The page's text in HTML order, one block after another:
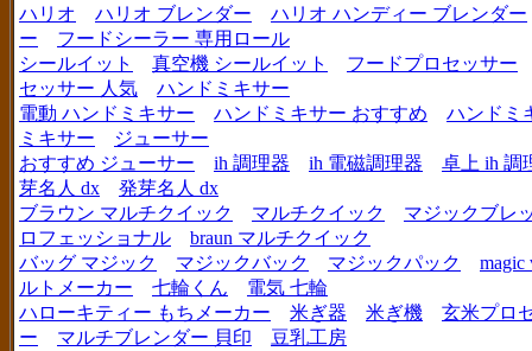
ハリオ
ハリオ ブレンダー
ハリオ ハンディー ブレンダー
ー
フードシーラー 専用ロール
シールイット
真空機 シールイット
フードプロセッサー
セッサー 人気
ハンドミキサー
電動 ハンドミキサー
ハンドミキサー おすすめ
ハンドミ
ミキサー
ジューサー
おすすめ ジューサー
ih 調理器 ih 電磁調理器
卓上 ih 調
芽名人 dx
発芽名人 dx
ブラウン マルチクイック
マルチクイック
マジックブレ
ロフェッショナル
braun マルチクイック
バッグ マジック
マジックバック マジックパック
magic
ルトメーカー
七輪くん
電気 七輪
ハローキティー もちメーカー
米ぎ器 米ぎ機
玄米プロ
ー
マルチブレンダー 貝印
豆乳工房